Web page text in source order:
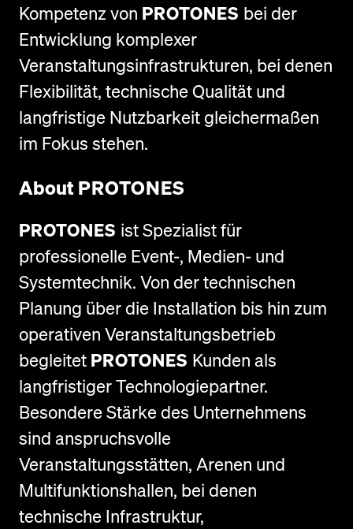
Kompetenz von PROTONES bei der
Entwicklung komplexer
Veranstaltungsinfrastrukturen, bei denen
Flexibilität, technische Qualität und
langfristige Nutzbarkeit gleichermaßen
im Fokus stehen.
AboutPROTONES
PROTONES ist Spezialist für
professionelle Event-, Medien- und
Systemtechnik. Von der technischen
Planung über die Installation bis hin zum
operativen Veranstaltungsbetrieb
begleitet PROTONES Kunden als
langfristiger Technologiepartner.
Besondere Stärke des Unternehmens
sind anspruchsvolle
Veranstaltungsstätten, Arenen und
Multifunktionshallen, bei denen
technische Infrastruktur,